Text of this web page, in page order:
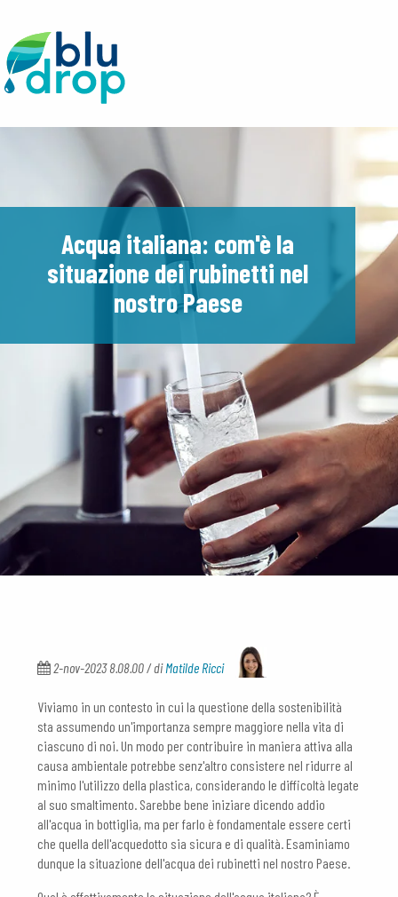
Acqua italiana: com'è la
situazione dei rubinetti nel
nostro Paese
2-nov-2023 8.08.00 / diMatilde Ricci
Viviamo in un contesto in cui la questione della sostenibilità
sta assumendo un'importanza sempre maggiore nella vita di
ciascuno di noi. Un modo per contribuire in maniera attiva alla
causa ambientale potrebbe senz'altro consistere nel ridurre al
minimo l'utilizzo della plastica, considerando le difficoltà legate
al suo smaltimento. Sarebbe bene iniziare dicendo addio
all'acqua in bottiglia, ma per farlo è fondamentale essere certi
che quella dell'acquedotto sia sicura e di qualità. Esaminiamo
dunque la situazione dell'acqua dei rubinetti nel nostro Paese.